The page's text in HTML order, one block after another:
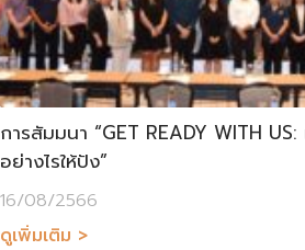
การสัมมนา “GET READY WITH
อย่างไรให้ปัง”
16/08/2566
ดูเพิ่มเติม >